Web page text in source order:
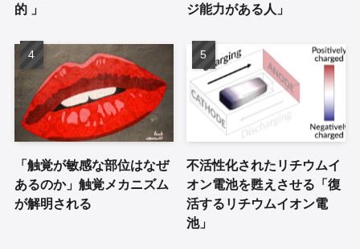
的 」
ジ能力がある人」
「触覚が敏感な部位はなぜ
あるのか」触覚メカニズム
が解明される
不活性化されたリチウムイ
オン電池を甦えさせる「復
活するリチウムイオン電
池」